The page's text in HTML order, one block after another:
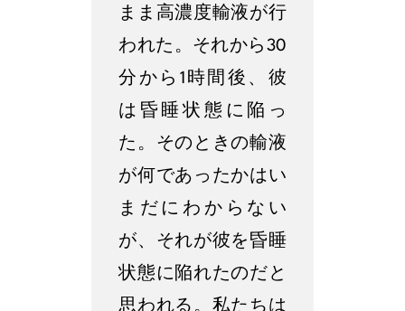
まま高濃度輸液が行
われた。それから30
分から1時間後、彼
は昏睡状態に陥っ
た。そのときの輸液
が何であったかはい
まだにわからない
が、それが彼を昏睡
状態に陥れたのだと
思われる。私たちは